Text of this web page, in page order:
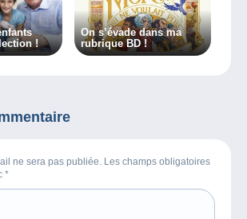
!
On s’évade dans ma
rubrique BD !
ne sera pas publiée. Les champs obligatoires
*